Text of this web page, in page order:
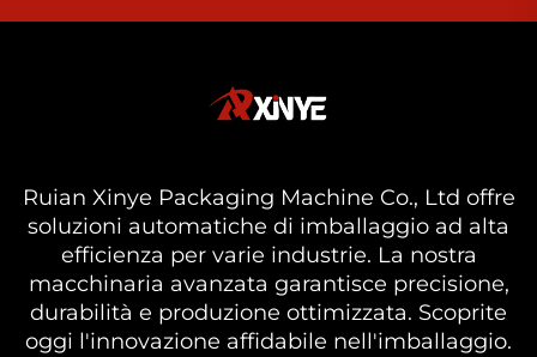
Ruian Xinye Packaging Machine Co., Ltd offre
soluzioni automatiche di imballaggio ad alta
efficienza per varie industrie. La nostra
macchinaria avanzata garantisce precisione,
durabilità e produzione ottimizzata. Scoprite
oggi l'innovazione affidabile nell'imballaggio.